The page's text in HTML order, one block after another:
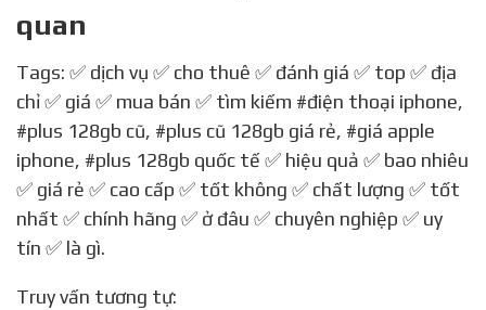
quan
Tags: ✅ dịch vụ ✅ cho thuê ✅ đánh giá ✅ top ✅ địa
chỉ ✅ giá ✅ mua bán ✅ tìm kiếm #điện thoại iphone,
#plus 128gb cũ, #plus cũ 128gb giá rẻ, #giá apple
iphone, #plus 128gb quốc tế ✅ hiệu quả ✅ bao nhiêu
✅ giá rẻ ✅ cao cấp ✅ tốt không ✅ chất lượng ✅ tốt
nhất ✅ chính hãng ✅ ở đâu ✅ chuyên nghiệp ✅ uy
tín ✅ là gì.
Truy vấn tương tự: